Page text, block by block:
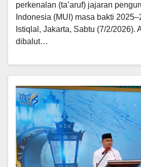
perkenalan (ta’aruf) jajaran
Indonesia (MUI) masa bakti
Istiqlal, Jakarta, Sabtu (7/2/2026).
dibalut…